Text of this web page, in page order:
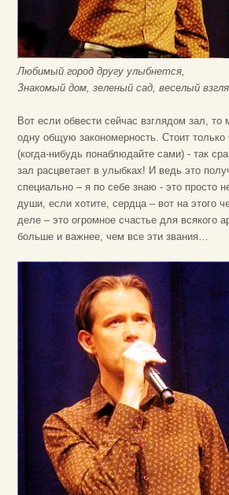
Любимый город другу улыбнется,
Знакомый дом, зеленый сад, веселый
Вот если обвести сейчас взглядом зал, то
одну общую закономерность. Стоит
(когда-нибудь понаблюдайте сами) - так
зал расцветает в улыбках! И ведь это
специально – я по себе знаю - это просто
души, если хотите, сердца – вот на этого
деле – это огромное счастье для всякого
больше и важнее, чем все эти звания…